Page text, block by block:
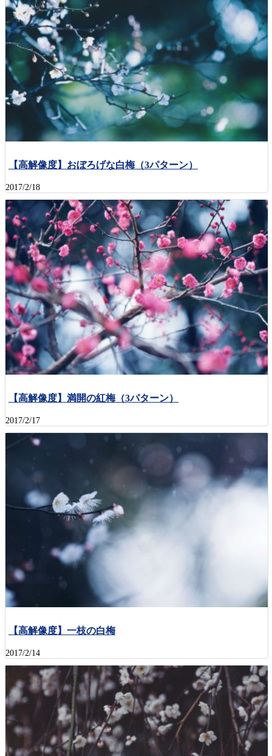
【高解像度】おぼろげな白梅（3パターン）
2017/2/18
【高解像度】満開の紅梅（3パターン）
2017/2/17
【高解像度】一枝の白梅
2017/2/14